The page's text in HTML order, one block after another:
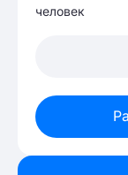
человек